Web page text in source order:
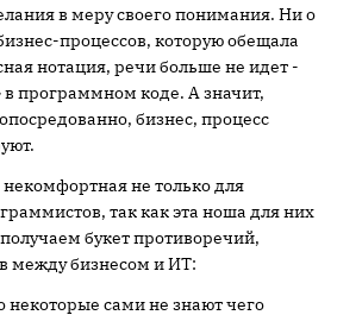
в меру своего понимания. Ни о
процессов, которую обещала
нотация, речи больше не идет -
в программном коде. А значит,
бизнес, процесс
не только для
так как эта ноша для них
букет противоречий,
между бизнесом и ИТ:
некоторые сами не знают чего